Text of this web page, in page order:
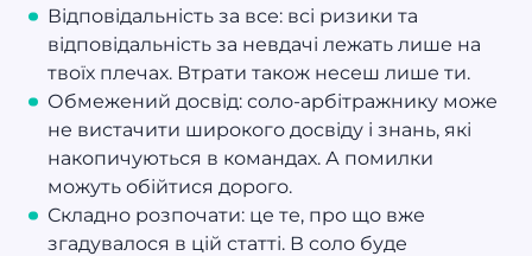
Відповідальність за все: всі ризики та
відповідальність за невдачі лежать лише на
твоїх плечах. Втрати також несеш лише ти.
Обмежений досвід: соло-арбітражнику може
не вистачити широкого досвіду і знань, які
накопичуються в командах. А помилки
можуть обійтися дорого.
Складно розпочати: це те, про що вже
згадувалося в цій статті. В соло буде